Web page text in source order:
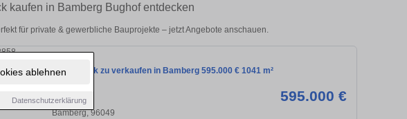
ablehnen
Datenschutzerklärung
kaufen in Bamberg Bughof entdecken
für private & gewerbliche Bauprojekte – jetzt Angebote anschauen.
Grundstück zu verkaufen in Bamberg 595.000 € 1041 m²
595.000 €
Bamberg, 96049